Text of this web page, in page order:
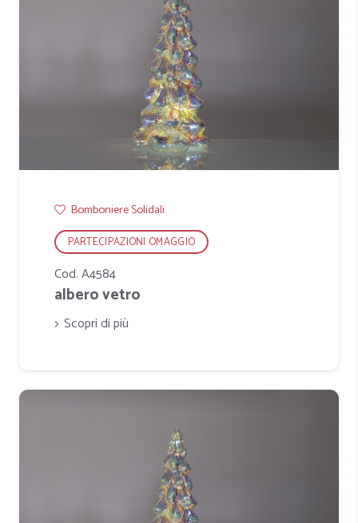
Bomboniere Solidali
PARTECIPAZIONI OMAGGIO
Cod. A4584
albero vetro
Scopri di più